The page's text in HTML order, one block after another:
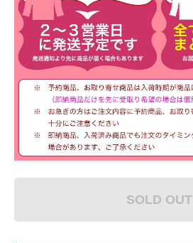
SOLD OUT